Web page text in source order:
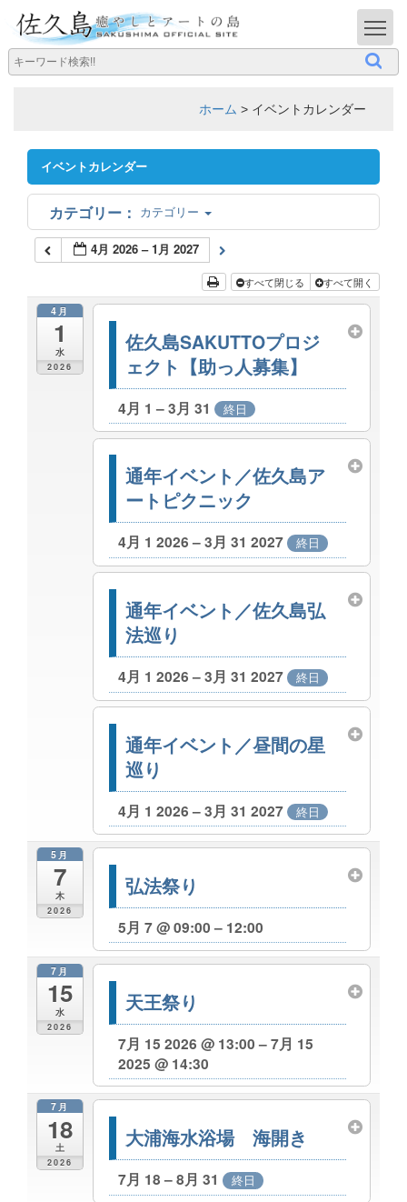
ホーム > イベントカレンダー
イベントカレンダー
カテゴリー
4月 2026 – 1月 2027
すべて閉じる すべて開く
4月
1
水
2026
佐久島SAKUTTOプロジ
ェクト【助っ人募集】
4月 1 – 3月 31 終日
通年イベント／佐久島ア
ートピクニック
4月 1 2026 – 3月 31 2027 終日
通年イベント／佐久島弘
法巡り
4月 1 2026 – 3月 31 2027 終日
通年イベント／昼間の星
巡り
4月 1 2026 – 3月 31 2027 終日
5月
7
木
2026
弘法祭り
5月 7 @ 09:00 – 12:00
7月
15
水
2026
天王祭り
7月 15 2026 @ 13:00 – 7月 15
2025 @ 14:30
7月
18
土
2026
大浦海水浴場 海開き
7月 18 – 8月 31 終日